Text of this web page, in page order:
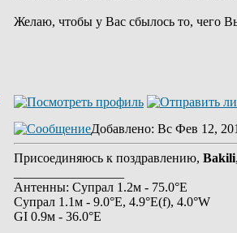
Желаю, чтобы у Вас сбылось то, чего
Добавлено: Вс Фев 12,
Присоединяюсь к поздравлению, Bakili
Антенны: Супрал 1.2м - 75.0°E
Супрал 1.1м - 9.0°E, 4.9°E(f), 4.0°W
GI 0.9м - 36.0°E